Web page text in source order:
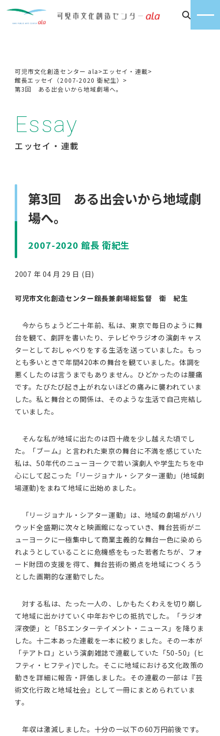
可児市文化創造センター ala>エッセイ・連載>
館長エッセイ（2007-2020 衛紀生） >
第3回 ある出会いから地域劇場へ。
Essay
エッセイ・連載
第3回 ある出会いから地域劇
場へ。
2007-2020 館長 衛紀生
2007 年 04 月 29 日 (日)
可児市文化創造センター館長兼劇場総監督 衛 紀生
今からちょうど二十年前、私は、東京で毎日のように舞
台を観て、劇評を書いたり、テレビやラジオの演劇キャス
ターとしておしゃべりをする生活を送っていました。もっ
とも多いときで年間420本の舞台を観ていました。体調を
悪くしたのは言うまでもありません。ひどかったのは腰痛
です。たびたび起き上がれないほどの痛みに襲われていま
した。私と舞台との関係は、そのような生活で自己完結し
ていました。
そんな私が地域に出たのは四十歳を少し越えた頃でし
た。「ブーム」と言われた東京の舞台に不満を感じていた
私は、50年代のニューヨークで若い演劇人や学生たちを中
心にして起こった「リージョナル・シアター運動」(地域劇
場運動)をまねて地域に出始めました。
「リージョナル・シアター運動」は、地域の劇場がハリ
ウッド全盛期に次々と映画館になっていき、舞台芸術がニ
ューヨークに一極集中して商業主義的な舞台一色に染めら
れようとしていることに危機感をもった若者たちが、フォ
ード財団の支援を得て、舞台芸術の拠点を地域につくろう
とした画期的な運動でした。
対する私は、たった一人の、しかもたくわえを切り崩し
て地域に出かけていく中年おやじの抵抗でした。「ラジオ
深夜便」と「BSエンターテイメント・ニュース」を降りま
した。十二本あった連載を一本に絞りました。その一本が
「テアトロ」という演劇雑誌で連載していた「50-50」(ヒ
フティ・ヒフティ)でした。そこに地域における文化政策の
動きを詳細に報告・評価しました。その連載の一部は『芸
術文化行政と地域社会』として一冊にまとめられていま
す。
年収は激減しました。十分の一以下の60万円前後です。